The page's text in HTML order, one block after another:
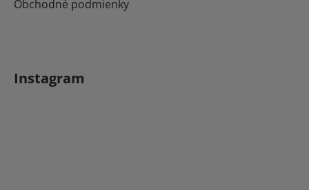
Obchodné podmienky
Instagram